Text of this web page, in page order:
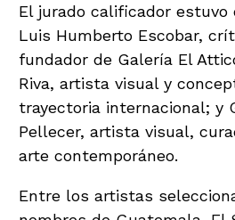
El jurado calificador estuvo
Luis Humberto Escobar,
fundador de Galería El
Riva, artista visual y
trayectoria internacional; y
Pellecer, artista visual,
arte contemporáneo.
Entre los artistas